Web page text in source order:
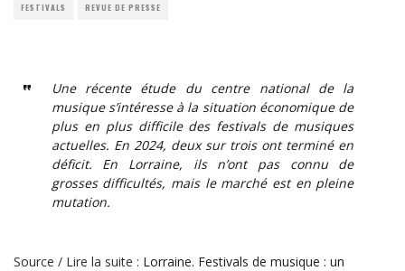
FESTIVALS REVUE DE PRESSE
Une récente étude du centre national de la
musique s’intéresse à la situation économique de
plus en plus difficile des festivals de musiques
actuelles. En 2024, deux sur trois ont terminé en
déficit. En Lorraine, ils n’ont pas connu de
grosses difficultés, mais le marché est en pleine
mutation.
Source / Lire la suite : Lorraine. Festivals de musique : un